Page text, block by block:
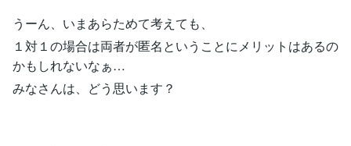
うーん、いまあらためて考えても、
１対１の場合は両者が匿名ということにメリットはあるの
かもしれないなぁ…
みなさんは、どう思います？